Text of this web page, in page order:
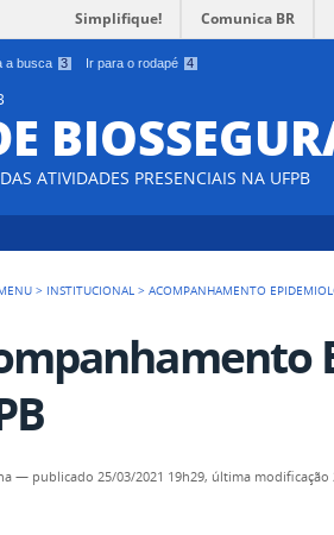
a busca 3 Ir para o rodapé 4
Simplifique! Comunica BR
ATIVIDADES PRESENCIAIS NA UFPB
> INSTITUCIONAL >ACOMPANHAMENTO
— publicado 25/03/2021 19h29, última modificação